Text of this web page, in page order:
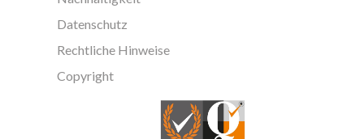
Datenschutz
Rechtliche Hinweise
Copyright